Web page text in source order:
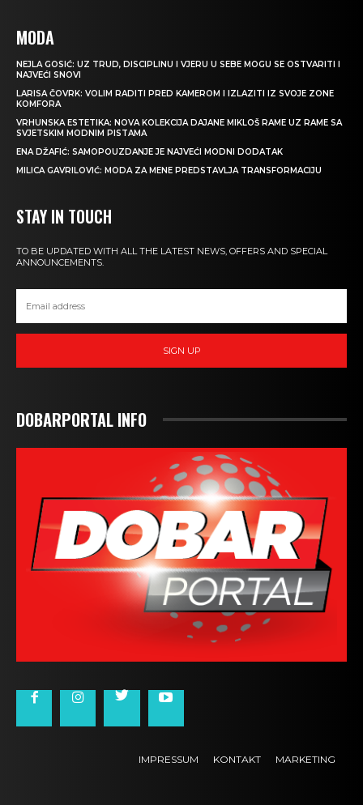
MODA
NEJLA GOSIĆ: UZ TRUD, DISCIPLINU I VJERU U SEBE MOGU SE OSTVARITI I
NAJVEĆI SNOVI
LARISA ČOVRK: VOLIM RADITI PRED KAMEROM I IZLAZITI IZ SVOJE ZONE
KOMFORA
VRHUNSKA ESTETIKA: NOVA KOLEKCIJA DAJANE MIKLOŠ RAME UZ RAME SA
SVJETSKIM MODNIM PISTAMA
ENA DŽAFIĆ: SAMOPOUZDANJE JE NAJVEĆI MODNI DODATAK
MILICA GAVRILOVIĆ: MODA ZA MENE PREDSTAVLJA TRANSFORMACIJU
STAY IN TOUCH
TO BE UPDATED WITH ALL THE LATEST NEWS, OFFERS AND SPECIAL
ANNOUNCEMENTS.
SIGN UP
DOBARPORTAL INFO
IMPRESSUM KONTAKT MARKETING